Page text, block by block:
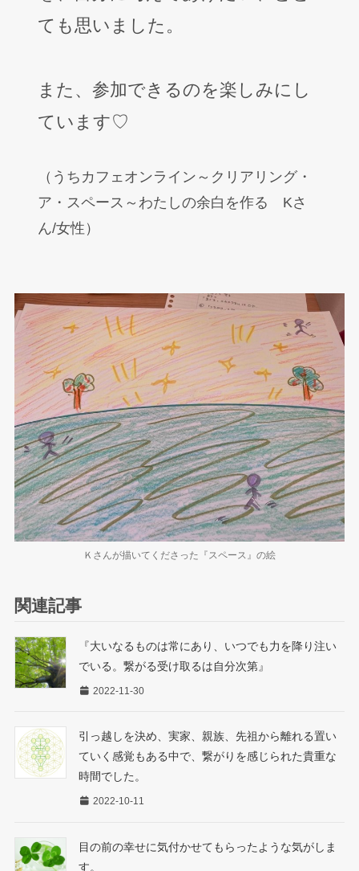
ても思いました。
また、参加できるのを楽しみにし
ています♡
（うちカフェオンライン～クリアリング・
ア・スペース～わたしの余白を作る Kさ
ん/女性）
Ｋさんが描いてくださった『スペース』の絵
関連記事
『大いなるものは常にあり、いつでも力を降り注い
でいる。繋がる受け取るは自分次第』
2022-11-30
引っ越しを決め、実家、親族、先祖から離れる置い
ていく感覚もある中で、繋がりを感じられた貴重な
時間でした。
2022-10-11
目の前の幸せに気付かせてもらったような気がしま
す。